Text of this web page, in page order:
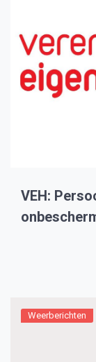
VEH:
Weerberichten